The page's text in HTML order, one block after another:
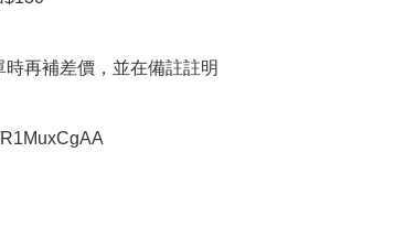
再補差價，並在備註註明